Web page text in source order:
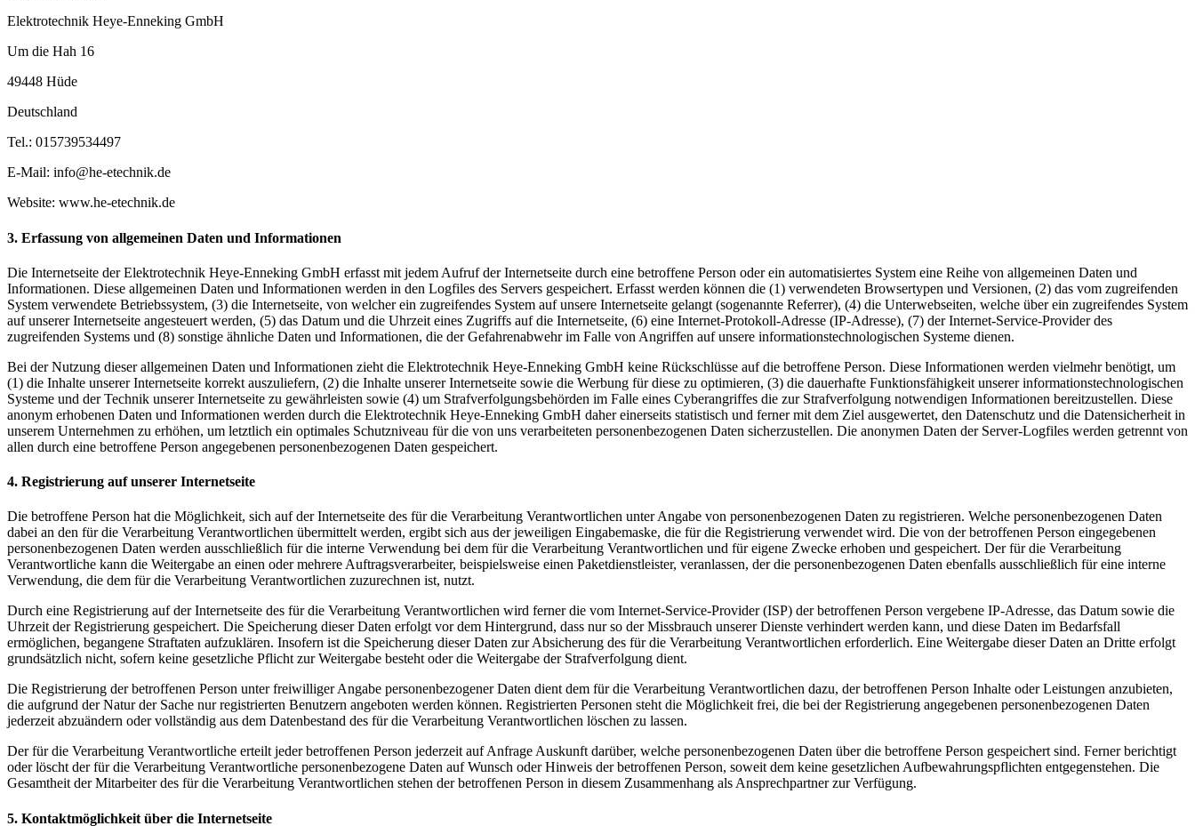
Elektrotechnik Heye-Enneking GmbH
Um die Hah 16
49448 Hüde
Deutschland
Tel.: 015739534497
E-Mail: info@he-etechnik.de
Website: www.he-etechnik.de
3. Erfassung von allgemeinen Daten und Informationen
Die Internetseite der Elektrotechnik Heye-Enneking GmbH erfasst mit jedem Aufruf der Internetseite durch eine betroffene Person oder ein automatisiertes System eine Reihe von allgemeinen Daten und
Informationen. Diese allgemeinen Daten und Informationen werden in den Logfiles des Servers gespeichert. Erfasst werden können die (1) verwendeten Browsertypen und Versionen, (2) das vom zugreifenden
System verwendete Betriebssystem, (3) die Internetseite, von welcher ein zugreifendes System auf unsere Internetseite gelangt (sogenannte Referrer), (4) die Unterwebseiten, welche über ein zugreifendes System
auf unserer Internetseite angesteuert werden, (5) das Datum und die Uhrzeit eines Zugriffs auf die Internetseite, (6) eine Internet-Protokoll-Adresse (IP-Adresse), (7) der Internet-Service-Provider des
zugreifenden Systems und (8) sonstige ähnliche Daten und Informationen, die der Gefahrenabwehr im Falle von Angriffen auf unsere informationstechnologischen Systeme dienen.
Bei der Nutzung dieser allgemeinen Daten und Informationen zieht die Elektrotechnik Heye-Enneking GmbH keine Rückschlüsse auf die betroffene Person. Diese Informationen werden vielmehr benötigt, um
(1) die Inhalte unserer Internetseite korrekt auszuliefern, (2) die Inhalte unserer Internetseite sowie die Werbung für diese zu optimieren, (3) die dauerhafte Funktionsfähigkeit unserer informationstechnologischen
Systeme und der Technik unserer Internetseite zu gewährleisten sowie (4) um Strafverfolgungsbehörden im Falle eines Cyberangriffes die zur Strafverfolgung notwendigen Informationen bereitzustellen. Diese
anonym erhobenen Daten und Informationen werden durch die Elektrotechnik Heye-Enneking GmbH daher einerseits statistisch und ferner mit dem Ziel ausgewertet, den Datenschutz und die Datensicherheit in
unserem Unternehmen zu erhöhen, um letztlich ein optimales Schutzniveau für die von uns verarbeiteten personenbezogenen Daten sicherzustellen. Die anonymen Daten der Server-Logfiles werden getrennt von
allen durch eine betroffene Person angegebenen personenbezogenen Daten gespeichert.
4. Registrierung auf unserer Internetseite
Die betroffene Person hat die Möglichkeit, sich auf der Internetseite des für die Verarbeitung Verantwortlichen unter Angabe von personenbezogenen Daten zu registrieren. Welche personenbezogenen Daten
dabei an den für die Verarbeitung Verantwortlichen übermittelt werden, ergibt sich aus der jeweiligen Eingabemaske, die für die Registrierung verwendet wird. Die von der betroffenen Person eingegebenen
personenbezogenen Daten werden ausschließlich für die interne Verwendung bei dem für die Verarbeitung Verantwortlichen und für eigene Zwecke erhoben und gespeichert. Der für die Verarbeitung
Verantwortliche kann die Weitergabe an einen oder mehrere Auftragsverarbeiter, beispielsweise einen Paketdienstleister, veranlassen, der die personenbezogenen Daten ebenfalls ausschließlich für eine interne
Verwendung, die dem für die Verarbeitung Verantwortlichen zuzurechnen ist, nutzt.
Durch eine Registrierung auf der Internetseite des für die Verarbeitung Verantwortlichen wird ferner die vom Internet-Service-Provider (ISP) der betroffenen Person vergebene IP-Adresse, das Datum sowie die
Uhrzeit der Registrierung gespeichert. Die Speicherung dieser Daten erfolgt vor dem Hintergrund, dass nur so der Missbrauch unserer Dienste verhindert werden kann, und diese Daten im Bedarfsfall
ermöglichen, begangene Straftaten aufzuklären. Insofern ist die Speicherung dieser Daten zur Absicherung des für die Verarbeitung Verantwortlichen erforderlich. Eine Weitergabe dieser Daten an Dritte erfolgt
grundsätzlich nicht, sofern keine gesetzliche Pflicht zur Weitergabe besteht oder die Weitergabe der Strafverfolgung dient.
Die Registrierung der betroffenen Person unter freiwilliger Angabe personenbezogener Daten dient dem für die Verarbeitung Verantwortlichen dazu, der betroffenen Person Inhalte oder Leistungen anzubieten,
die aufgrund der Natur der Sache nur registrierten Benutzern angeboten werden können. Registrierten Personen steht die Möglichkeit frei, die bei der Registrierung angegebenen personenbezogenen Daten
jederzeit abzuändern oder vollständig aus dem Datenbestand des für die Verarbeitung Verantwortlichen löschen zu lassen.
Der für die Verarbeitung Verantwortliche erteilt jeder betroffenen Person jederzeit auf Anfrage Auskunft darüber, welche personenbezogenen Daten über die betroffene Person gespeichert sind. Ferner berichtigt
oder löscht der für die Verarbeitung Verantwortliche personenbezogene Daten auf Wunsch oder Hinweis der betroffenen Person, soweit dem keine gesetzlichen Aufbewahrungspflichten entgegenstehen. Die
Gesamtheit der Mitarbeiter des für die Verarbeitung Verantwortlichen stehen der betroffenen Person in diesem Zusammenhang als Ansprechpartner zur Verfügung.
5. Kontaktmöglichkeit über die Internetseite